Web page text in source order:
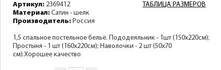
ТАБЛИЦА РАЗМЕРОВ
Артикул: 2369412
Материал: Сатин - шелк
Производитель: Россия
1,5 спальное постельное бельё. Пододеяльник - 1шт (150х220см);
Простыня - 1 шт (160х220см); Наволочки - 2 шт (50х70
см).Хорошее качество